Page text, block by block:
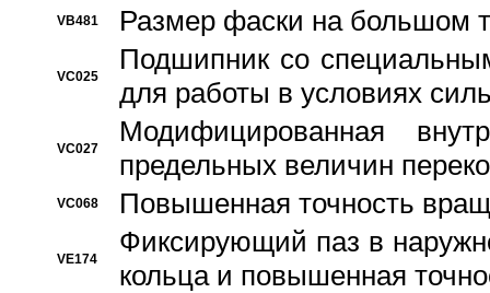
VB481 Размер фаски на большом
VC025
Подшипник со
для работы в условиях
VC027
Модифицированная
предельных величин
VC068 Повышенная точность
VE174
Фиксирующий паз в
кольца и повышенная